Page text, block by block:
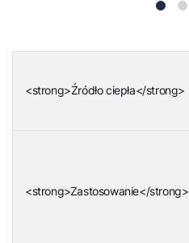
<strong>Źródło ciepła</strong>
<strong>Zastosowanie</strong>